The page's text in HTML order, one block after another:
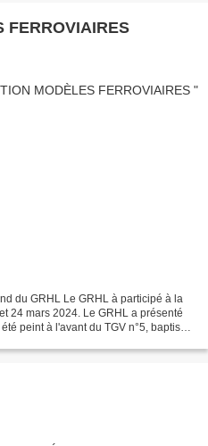
EXPOSITION MODÈLES FERROVIAIRES
24 mars 2024. Le GRHL a présenté
peint à l'avant du TGV n°5, baptisé